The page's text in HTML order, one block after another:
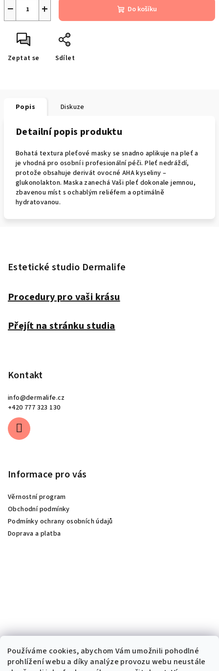
Používáme cookies, abychom Vám umožnili pohodlné
prohlížení webu a díky analýze provozu webu neustále
+
− Do košíku
Zeptat se Sdílet
Popis Diskuze
Detailní popis produktu
Bohatá textura pleťové masky se snadno aplikuje na pleť a
je vhodná pro osobní i profesionální péči. Pleť nedráždí,
protože obsahuje derivát ovocné AHA kyseliny –
glukonolakton. Maska zanechá Vaši pleť dokonale jemnou,
zbavenou míst s ochablým reliéfem a optimálně
hydratovanou.
Estetické studio Dermalife
Procedury pro vaši krásu
Přejít na stránku studia
Kontakt
info@dermalife.cz
+420 777 323 130
Informace pro vás
Věrnostní program
Obchodní podmínky
Podmínky ochrany osobních údajů
Doprava a platba